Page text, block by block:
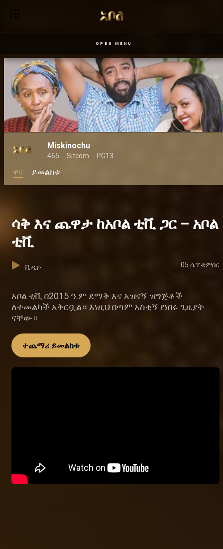
OPEN MENU
Miskinochu
465 Sitcom PG13
ዋና ይመልከቱ
ሳቅ እና ጨዋታ ከአቦል ቲቪ ጋር – አቦል
ቲቪ
ቪዲዮ 05 ሴፕቴምበር
አቦል ቲቪ በ2015 ዓ.ም ደማቅ እና አዝናኝ ዝግጅቶች
ለተመልካች አቅርቧል። እነዚህ በጣም አስቂኝ የነበሩ ጊዜያት
ናቸው።
ተጨማሪ ይመልከቱ